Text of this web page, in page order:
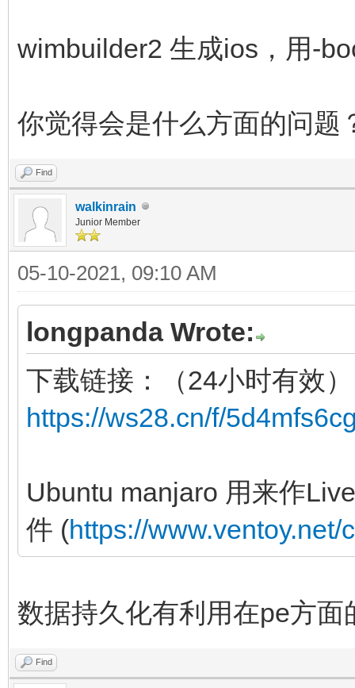
wimbuilder2 生成ios，用-
你觉得会是什么方面的问题
Find
walkinrain
Junior Member
05-10-2021, 09:10 AM
longpanda Wrote:
下载链接：（24小时有效）
https://ws28.cn/f/
Ubuntu manjaro 用来作
件 (https://
数据持久化有利用在pe方面
Find